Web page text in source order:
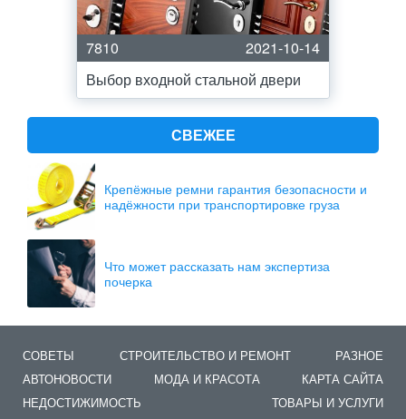
7810
2021-10-14
Выбор входной стальной двери
СВЕЖЕЕ
Крепёжные ремни гарантия безопасности и
надёжности при транспортировке груза
Что может рассказать нам экспертиза
почерка
СОВЕТЫ СТРОИТЕЛЬСТВО И РЕМОНТ
РАЗНОЕ
АВТОНОВОСТИ
МОДА И КРАСОТА
КАРТА САЙТА
НЕДОСТИЖИМОСТЬ
ТОВАРЫ И УСЛУГИ